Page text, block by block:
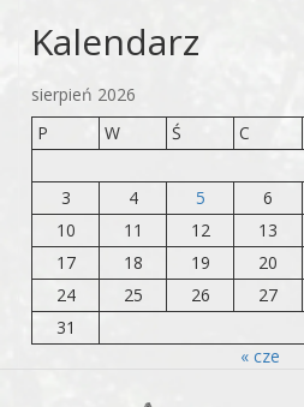
Kalendarz
sierpień 2026
P
W Ś C
3
4 5 6
10
11 12 13
17
18 19 20
24
25 26 27
31
« cze